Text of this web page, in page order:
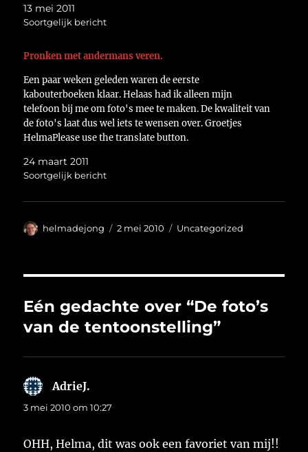
13 mei 2011
Soortgelijk bericht
Pronken met andermans veren.
Een paar weken geleden waren de eerste
kabouterboeken klaar. Helaas had ik alleen mijn
telefoon bij me om foto's mee te maken. De kwaliteit van
de foto's laat dus wel iets te wensen over. Groetjes
HelmaPlease use the translate button.
24 maart 2011
Soortgelijk bericht
Auteur
helmadejong
Geplaatst
2 mei 2010 Categorieën
Uncategorized
Eén gedachte over “De foto’s
van de tentoonstelling”
AdrieJ.
3 mei 2010 om 10:27
OHH, Helma, dit was ook een favoriet van mij!!